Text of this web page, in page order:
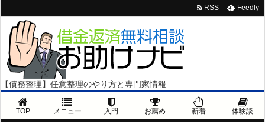
【債務整理】任意整理のやり方と専門家情報
TOP メニュー 入門 お薦め 新着 体験談
RSS Feedly